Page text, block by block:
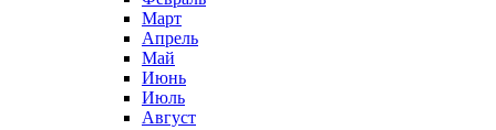
Март
Апрель
Май
Июнь
Июль
Август